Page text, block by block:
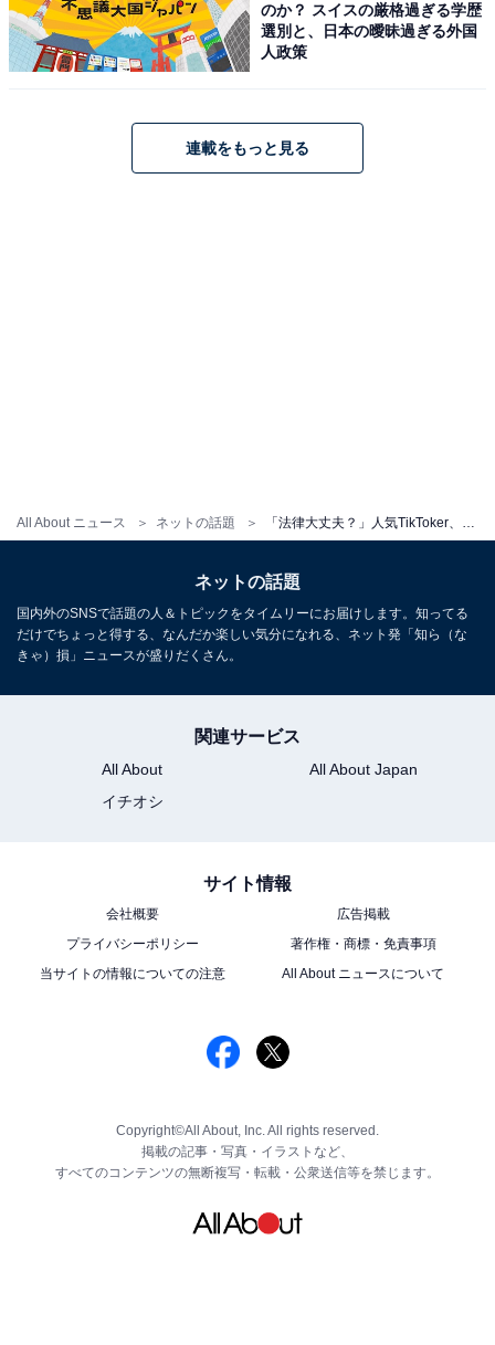
All About ニュース ネットの話題
のか？ スイスの厳格過ぎる学歴
選別と、日本の曖昧過ぎる外国
人政策
連載をもっと見る
ネットの話題
国内外のSNSで話題の人＆トピックをタイムリーにお届けします。知ってる
だけでちょっと得する、なんだか楽しい気分になれる、ネット発「知ら（な
きゃ）損」ニュースが盛りだくさん。
関連サービス
All About
All About Japan
イチオシ
サイト情報
会社概要
広告掲載
プライバシーポリシー
著作権・商標・免責事項
当サイトの情報についての注意
All About ニュースについて
Copyright©All About, Inc. All rights reserved.
掲載の記事・写真・イラストなど、
すべてのコンテンツの無断複写・転載・公衆送信等を禁じます。